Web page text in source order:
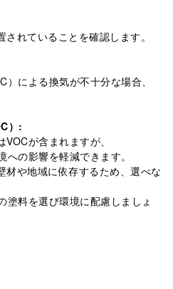
れていることを確認します。
による換気が不十分な場合、
）:
が含まれますが、
の影響を軽減できます。
材や地域に依存するため、選べな
塗料を選び環境に配慮しましょ